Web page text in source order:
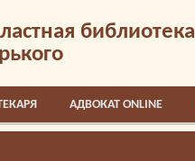
библиотека
АДВОКАТ ONLINE